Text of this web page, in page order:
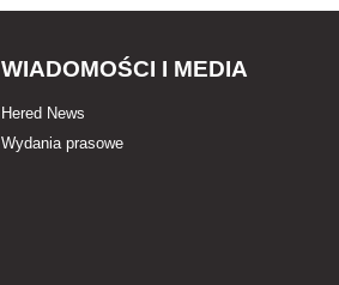
WIADOMOŚCI I MEDIA
Hered News
Wydania prasowe